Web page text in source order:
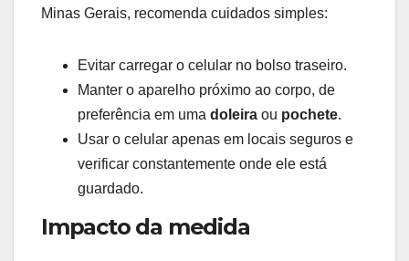
Minas Gerais, recomenda cuidados simples:
Evitar carregar o celular no bolso traseiro.
Manter o aparelho próximo ao corpo, de
preferência em uma doleira ou pochete.
Usar o celular apenas em locais seguros e
verificar constantemente onde ele está
guardado.
Impacto da medida